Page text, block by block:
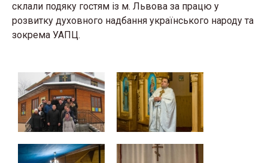
склали подяку гостям із м. Львова за працю у
розвитку духовного надбання українського народу та
зокрема УАПЦ.